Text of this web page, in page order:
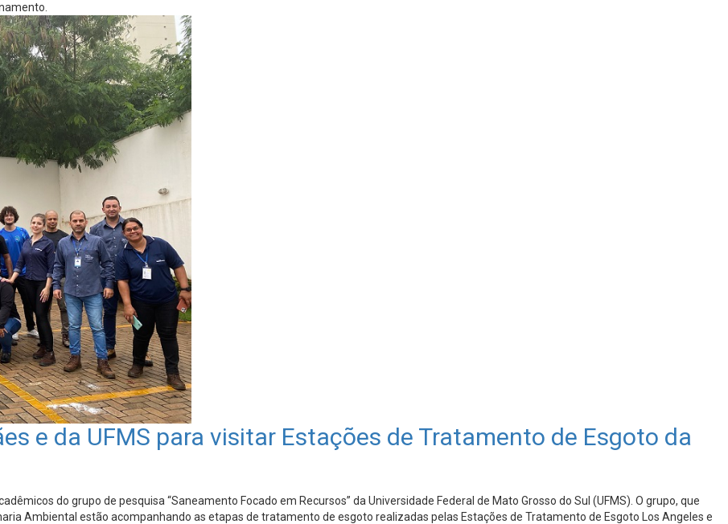
e da UFMS para visitar Estações de Tratamento de Esgoto da
do grupo de pesquisa “Saneamento Focado em Recursos” da Universidade Federal de Mato Grosso do Sul (UFMS). O grupo, que
Ambiental estão acompanhando as etapas de tratamento de esgoto realizadas pelas Estações de Tratamento de Esgoto Los Angeles e